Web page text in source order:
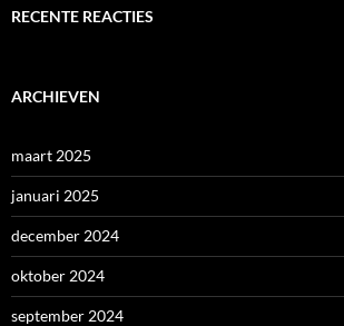
RECENTE REACTIES
ARCHIEVEN
maart 2025
januari 2025
december 2024
oktober 2024
september 2024